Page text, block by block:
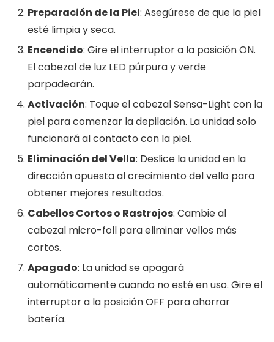
Preparación de la Piel: Asegúrese de que la piel
esté limpia y seca.
Encendido: Gire el interruptor a la posición ON.
El cabezal de luz LED púrpura y verde
parpadearán.
Activación: Toque el cabezal Sensa-Light con la
piel para comenzar la depilación. La unidad solo
funcionará al contacto con la piel.
Eliminación del Vello: Deslice la unidad en la
dirección opuesta al crecimiento del vello para
obtener mejores resultados.
Cabellos Cortos o Rastrojos: Cambie al
cabezal micro-foll para eliminar vellos más
cortos.
Apagado: La unidad se apagará
automáticamente cuando no esté en uso. Gire el
interruptor a la posición OFF para ahorrar
batería.